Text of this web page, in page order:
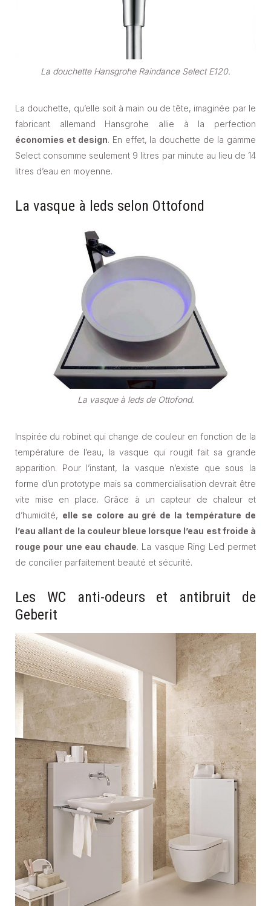
La douchette Hansgrohe Raindance Select E120.
La douchette, qu’elle soit à main ou de tête, imaginée par le
fabricant allemand Hansgrohe allie à la perfection
économies et design. En effet, la douchette de la gamme
Select consomme seulement 9 litres par minute au lieu de 14
litres d’eau en moyenne.
La vasque à leds selon Ottofond
La vasque à leds de Ottofond.
Inspirée du robinet qui change de couleur en fonction de la
température de l’eau, la vasque qui rougit fait sa grande
apparition. Pour l’instant, la vasque n’existe que sous la
forme d’un prototype mais sa commercialisation devrait être
vite mise en place. Grâce à un capteur de chaleur et
d’humidité, elle se colore au gré de la température de
l’eau allant de la couleur bleue lorsque l’eau est froide à
rouge pour une eau chaude. La vasque Ring Led permet
de concilier parfaitement beauté et sécurité.
Les WC anti-odeurs et antibruit de
Geberit